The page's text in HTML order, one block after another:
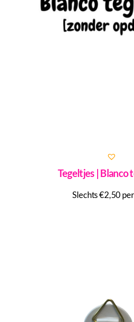
Tegeltjes | Blanco
Slechts €2,50